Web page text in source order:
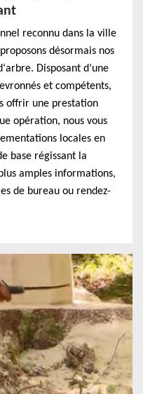
reconnu dans la ville
désormais nos
Disposant d’une
et compétents,
offrir une prestation
opération, nous vous
locales en
base régissant la
amples informations,
de bureau ou rendez-